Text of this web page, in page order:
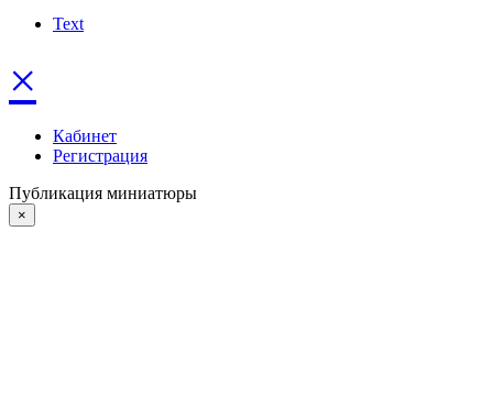
Text
×
Кабинет
Регистрация
Публикация миниатюры
×